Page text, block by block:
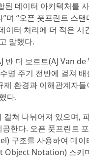
된 데이터 아키텍처를
며 “오픈 풋프린트 스
이터 처리에 더 적은
말했다.
반 더 보르트(AJ Van
명 주기 전반에 걸쳐
환경과 이해관계자
다.
쳐 나뉘어져 있으며,
한다. 오픈 풋프린트
구조를 사용하여 데이
Object Notation) 스키